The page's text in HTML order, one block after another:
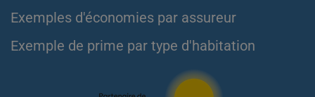
Exemples d'économies par assureur
Exemple de prime par type d'habitation